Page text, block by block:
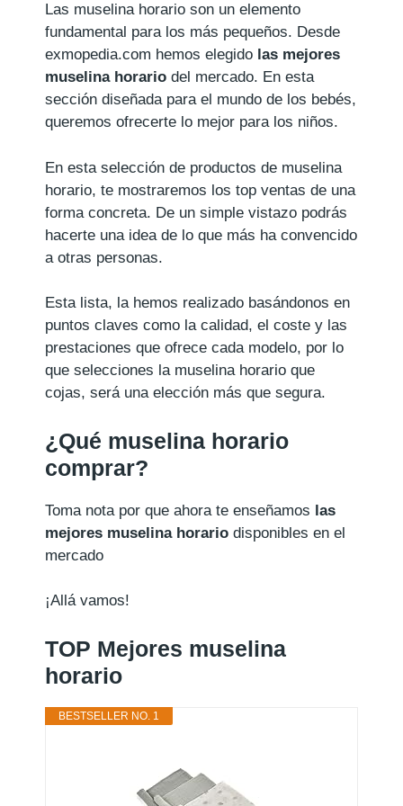
Las muselina horario son un elemento
fundamental para los más pequeños. Desde
exmopedia.com hemos elegido las mejores
muselina horario del mercado. En esta
sección diseñada para el mundo de los bebés,
queremos ofrecerte lo mejor para los niños.
En esta selección de productos de muselina
horario, te mostraremos los top ventas de una
forma concreta. De un simple vistazo podrás
hacerte una idea de lo que más ha convencido
a otras personas.
Esta lista, la hemos realizado basándonos en
puntos claves como la calidad, el coste y las
prestaciones que ofrece cada modelo, por lo
que selecciones la muselina horario que
cojas, será una elección más que segura.
¿Qué muselina horario
comprar?
Toma nota por que ahora te enseñamos las
mejores muselina horario disponibles en el
mercado
¡Allá vamos!
TOP Mejores muselina
horario
BESTSELLER NO. 1